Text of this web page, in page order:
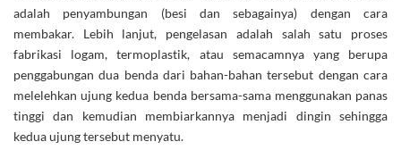
adalah penyambungan (besi dan sebagainya) dengan cara
membakar. Lebih lanjut, pengelasan adalah salah satu proses
fabrikasi logam, termoplastik, atau semacamnya yang berupa
penggabungan dua benda dari bahan-bahan tersebut dengan cara
melelehkan ujung kedua benda bersama-sama menggunakan panas
tinggi dan kemudian membiarkannya menjadi dingin sehingga
kedua ujung tersebut menyatu.